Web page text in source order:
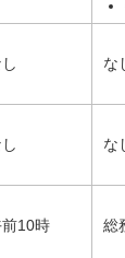
な
な
10時 総